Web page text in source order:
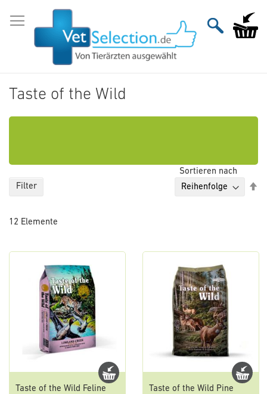
Inhalt
springen
Mein
Taste of the Wild
12 Elemente
Sortieren nach
Taste of the Wild Feline
Taste of the Wild Pine
Filter